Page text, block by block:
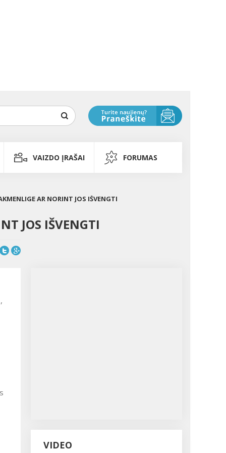
VAIZDO ĮRAŠAI FORUMAS
AR NORINT JOS IŠVENGTI
JOS IŠVENGTI
VIDEO